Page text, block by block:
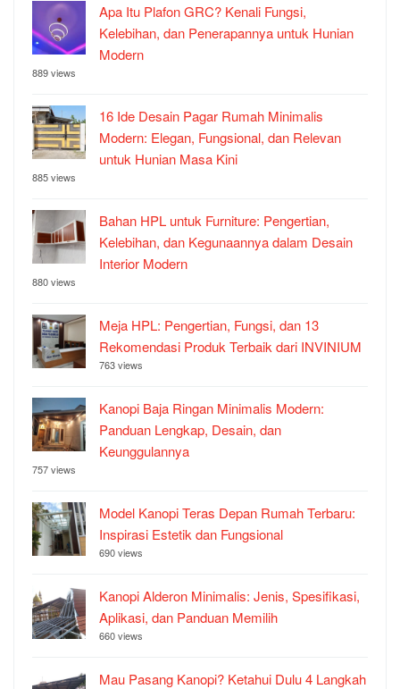
Apa Itu Plafon GRC? Kenali Fungsi,
Kelebihan, dan Penerapannya untuk Hunian
Modern
889 views
16 Ide Desain Pagar Rumah Minimalis
Modern: Elegan, Fungsional, dan Relevan
untuk Hunian Masa Kini
885 views
Bahan HPL untuk Furniture: Pengertian,
Kelebihan, dan Kegunaannya dalam Desain
Interior Modern
880 views
Meja HPL: Pengertian, Fungsi, dan 13
Rekomendasi Produk Terbaik dari INVINIUM
763 views
Kanopi Baja Ringan Minimalis Modern:
Panduan Lengkap, Desain, dan
Keunggulannya
757 views
Model Kanopi Teras Depan Rumah Terbaru:
Inspirasi Estetik dan Fungsional
690 views
Kanopi Alderon Minimalis: Jenis, Spesifikasi,
Aplikasi, dan Panduan Memilih
660 views
Mau Pasang Kanopi? Ketahui Dulu 4 Langkah